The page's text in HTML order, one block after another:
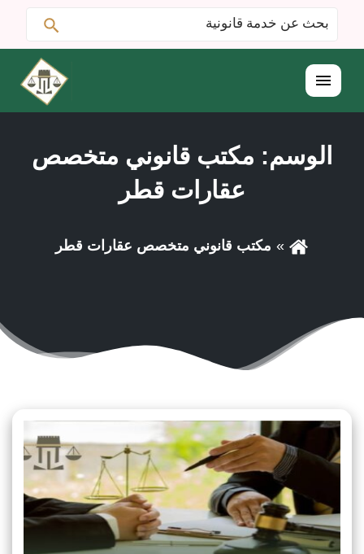
البحث
عن:
القائمة
الوسم: مكتب قانوني متخصص
عقارات قطر
مكتب قانوني متخصص عقارات قطر